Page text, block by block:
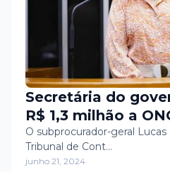
Secretária do
R$ 1,3 milhão a
O subprocurador-geral
Tribunal de Cont…
junho 21, 2024